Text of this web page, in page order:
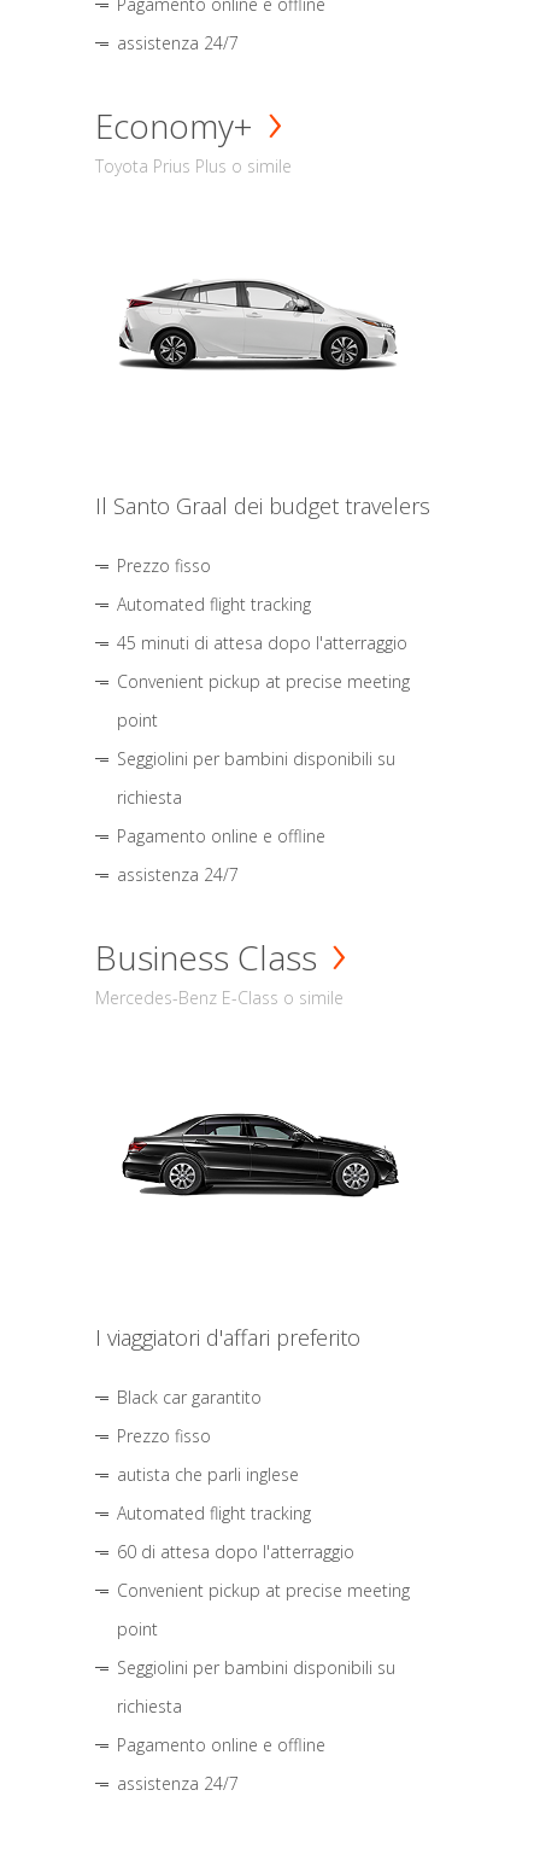
assistenza 24/7
Economy+
Toyota Prius Plus o simile
Il Santo Graal dei budget travelers
Prezzo fisso
Automated flight tracking
45 minuti di attesa dopo l'atterraggio
Convenient pickup at precise meeting
point
Seggiolini per bambini disponibili su
richiesta
Pagamento online e offline
assistenza 24/7
Business Class
Mercedes-Benz E-Class o simile
I viaggiatori d'affari preferito
Black car garantito
Prezzo fisso
autista che parli inglese
Automated flight tracking
60 di attesa dopo l'atterraggio
Convenient pickup at precise meeting
point
Seggiolini per bambini disponibili su
richiesta
Pagamento online e offline
assistenza 24/7